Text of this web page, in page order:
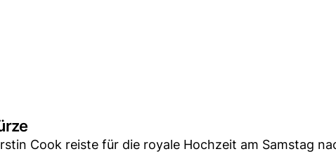
Cook reiste für die royale Hochzeit am Samstag